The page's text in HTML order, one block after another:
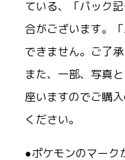
ている、「パック
合がございます。
できません。ご了承
また、一部、写真
座いますのでご購
ください。
●ポケモンのマーク